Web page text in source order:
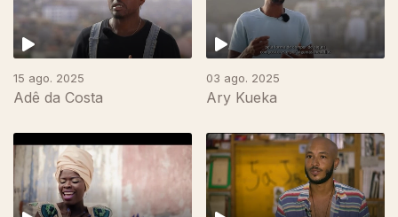
15 ago. 2025
Adê da Costa
03 ago. 2025
Ary Kueka
865576